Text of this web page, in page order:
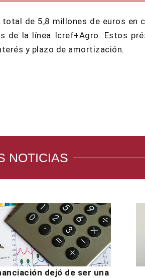
de 5,8 millones de euros
la línea Icref+Agro. Estos
y plazo de amortización.
NOTICIAS
dejó de ser una